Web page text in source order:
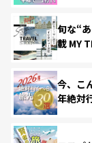
旬な“
載 MY
今、こ
年絶対